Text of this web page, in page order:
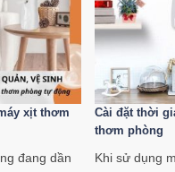
xịt thơm
đang dần
Cài đặt thời
thơm phòng
Khi sử dụng